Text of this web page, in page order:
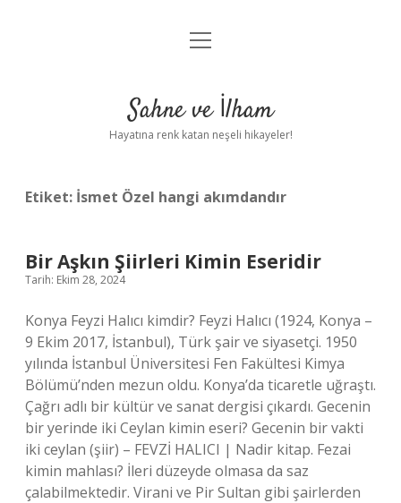
Anasayfa
Yasal Uyarı
menüyü
Sahne ve İlham
Hayatına renk katan neşeli hikayeler!
Etiket: İsmet Özel hangi akımdandır
Bir Aşkın Şiirleri Kimin Eseridir
Tarih: Ekim 28, 2024
Konya Feyzi Halıcı kimdir? Feyzi Halıcı (1924, Konya –
9 Ekim 2017, İstanbul), Türk şair ve siyasetçi. 1950
yılında İstanbul Üniversitesi Fen Fakültesi Kimya
Bölümü’nden mezun oldu. Konya’da ticaretle uğraştı.
Çağrı adlı bir kültür ve sanat dergisi çıkardı. Gecenin
bir yerinde iki Ceylan kimin eseri? Gecenin bir vakti
iki ceylan (şiir) – FEVZİ HALICI | Nadir kitap. Fezai
kimin mahlası? İleri düzeyde olmasa da saz
çalabilmektedir. Virani ve Pir Sultan gibi şairlerden